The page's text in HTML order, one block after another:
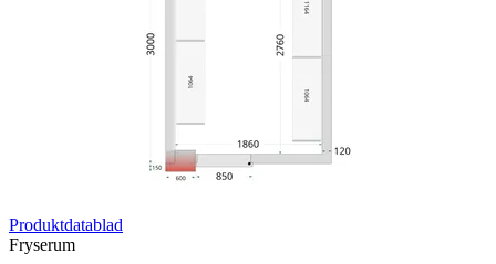
Produktdatablad
Fryserum